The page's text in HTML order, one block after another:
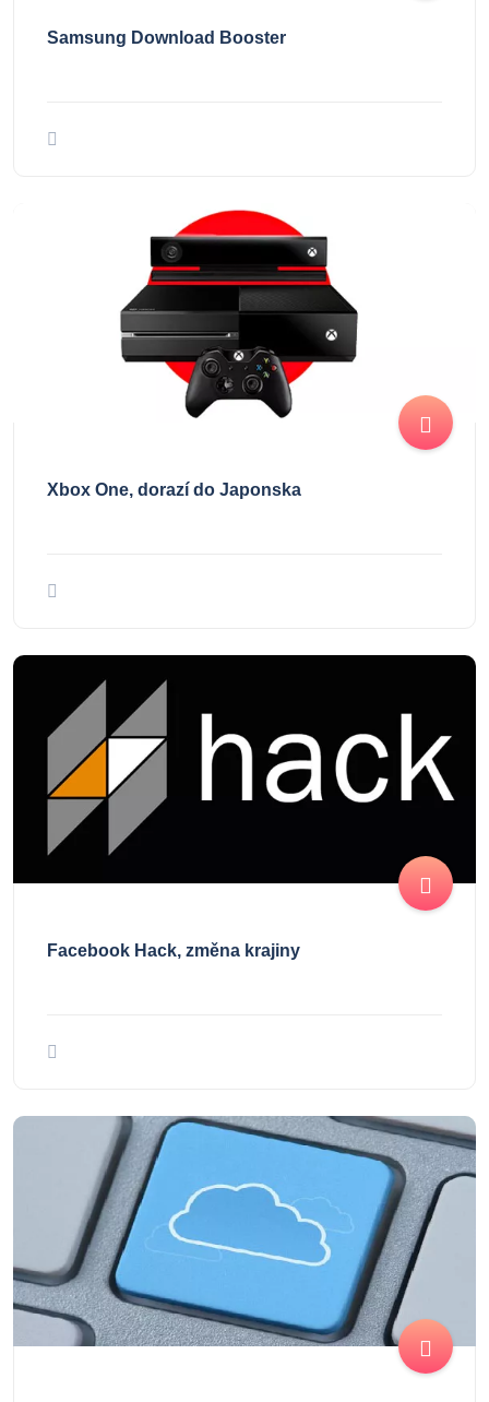
Samsung Download Booster
Xbox One, dorazí do Japonska
Facebook Hack, změna krajiny